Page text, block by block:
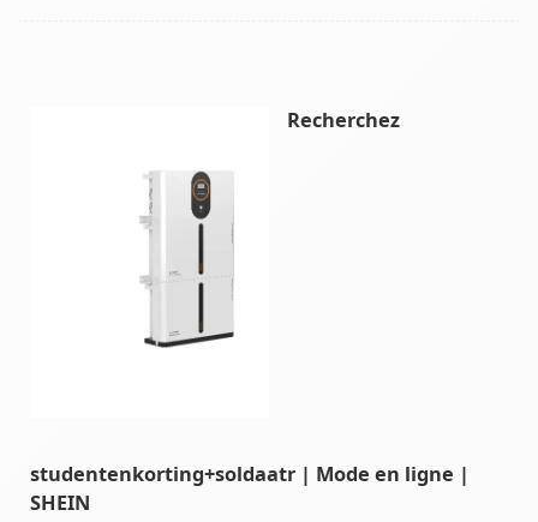
Recherchez
studentenkorting+soldaatr | Mode en ligne |
SHEIN